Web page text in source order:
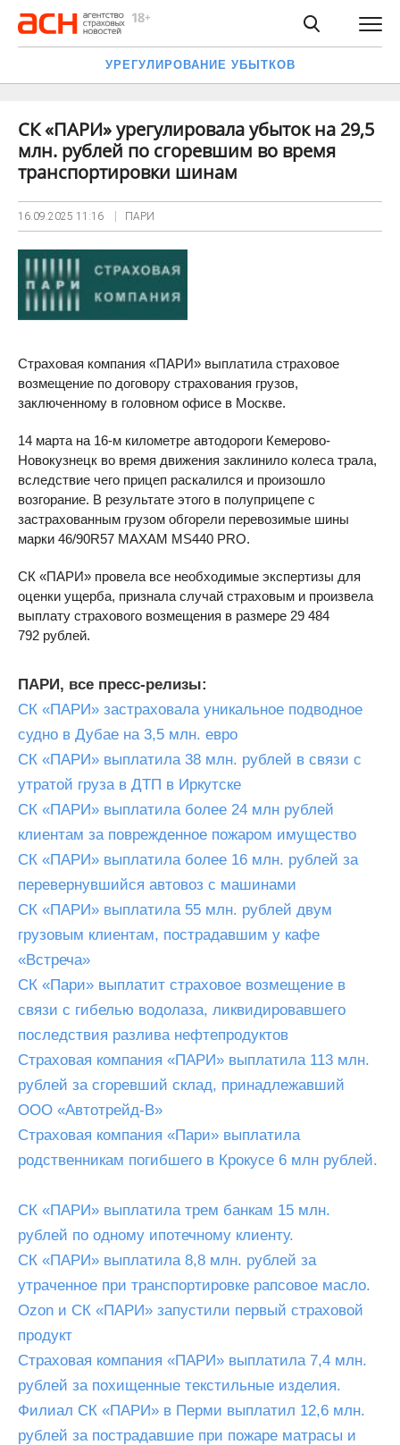
УРЕГУЛИРОВАНИЕ УБЫТКОВ
СК «ПАРИ» урегулировала убыток на 29,5
млн. рублей по сгоревшим во время
транспортировки шинам
16.09.2025 11:16 ПАРИ
Страховая компания «ПАРИ» выплатила страховое
возмещение по договору страхования грузов,
заключенному в головном офисе в Москве.
14 марта на 16-м километре автодороги Кемерово-
Новокузнецк во время движения заклинило колеса трала,
вследствие чего прицеп раскалился и произошло
возгорание. В результате этого в полуприцепе с
застрахованным грузом обгорели перевозимые шины
марки 46/90R57 MAXAM MS440 PRO.
СК «ПАРИ» провела все необходимые экспертизы для
оценки ущерба, признала случай страховым и произвела
выплату страхового возмещения в размере 29 484
792 рублей.
ПАРИ, все пресс-релизы:
СК «ПАРИ» застраховала уникальное подводное
судно в Дубае на 3,5 млн. евро
СК «ПАРИ» выплатила 38 млн. рублей в связи с
утратой груза в ДТП в Иркутске
СК «ПАРИ» выплатила более 24 млн рублей
клиентам за поврежденное пожаром имущество
СК «ПАРИ» выплатила более 16 млн. рублей за
перевернувшийся автовоз с машинами
СК «ПАРИ» выплатила 55 млн. рублей двум
грузовым клиентам, пострадавшим у кафе
«Встреча»
СК «Пари» выплатит страховое возмещение в
связи с гибелью водолаза, ликвидировавшего
последствия разлива нефтепродуктов
Страховая компания «ПАРИ» выплатила 113 млн.
рублей за сгоревший склад, принадлежавший
ООО «Автотрейд-В»
Страховая компания «Пари» выплатила
родственникам погибшего в Крокусе 6 млн рублей.
СК «ПАРИ» выплатила трем банкам 15 млн.
рублей по одному ипотечному клиенту.
СК «ПАРИ» выплатила 8,8 млн. рублей за
утраченное при транспортировке рапсовое масло.
Ozon и СК «ПАРИ» запустили первый страховой
продукт
Страховая компания «ПАРИ» выплатила 7,4 млн.
рублей за похищенные текстильные изделия.
Филиал СК «ПАРИ» в Перми выплатил 12,6 млн.
рублей за пострадавшие при пожаре матрасы и